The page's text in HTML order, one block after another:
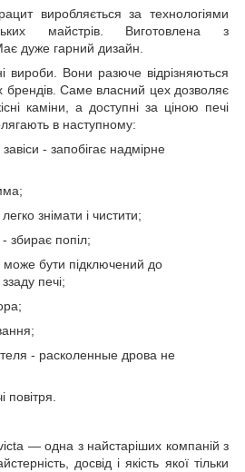
виробляється за технологіями
майстрів. Виготовлена з
дуже гарний дизайн.
вироби. Вони разюче відрізняються
брендів. Саме власний цех дозволяє
каміни, а доступні за ціною печі
в наступному:
- запобігає надмірне
знімати і чистити;
- збирає попіл;
може бути підключений до
печі;
- расколенные дрова не
повітря.
— одна з найстаріших компаній з
досвід і якість якої тільки